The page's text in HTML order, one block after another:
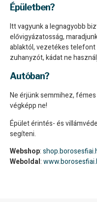
Épületben?
Itt vagyunk a legnagyobb
elővigyázatosság,
ablaktól, vezetékes
zuhanyzót, kádat ne
Autóban?
Ne érjünk semmihez,
végképp ne!
Épület érintés- és
segíteni.
Webshop:
Weboldal: